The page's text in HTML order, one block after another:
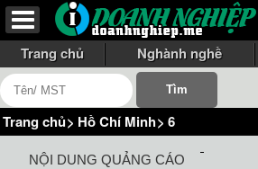
Trang chủ Nghành nghề
Trang chủ> Hồ Chí Minh> 6